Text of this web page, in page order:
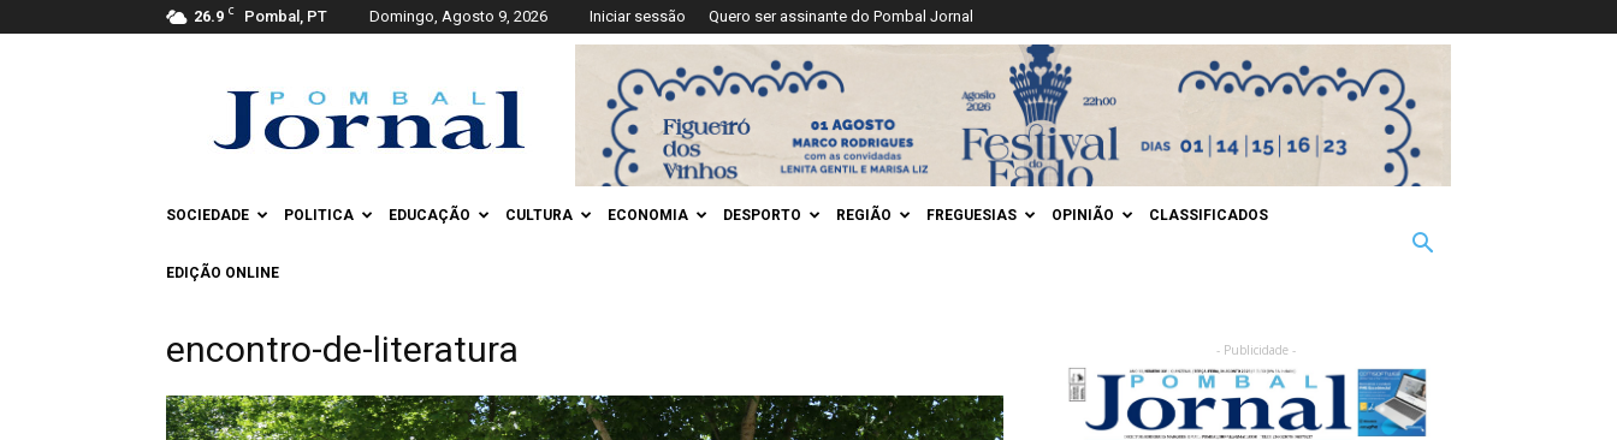
26.9 C Pombal, PT Domingo, Agosto 9, 2026 Iniciar sessão Quero ser assinante do Pombal Jornal
Jornal
SOCIEDADE POLITICA EDUCAÇÃO CULTURA ECONOMIA DESPORTO REGIÃO FREGUESIAS OPINIÃO CLASSIFICADOS
EDIÇÃO ONLINE
encontro-de-literatura - Publicidade -